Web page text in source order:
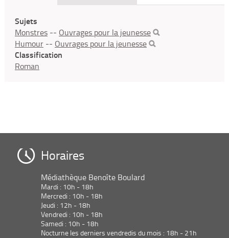
Sujets
Monstres -- Ouvrages pour la jeunesse
Humour -- Ouvrages pour la jeunesse
Classification
Roman
Horaires
Médiathèque Benoîte Boulard
Mardi : 10h - 18h
Mercredi : 10h - 18h
Jeudi : 12h - 18h
Vendredi : 10h - 18h
Samedi : 10h - 18h
Nocturne les derniers vendredis du mois : 18h - 21h